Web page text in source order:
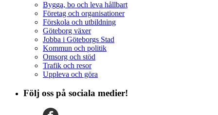
Bygga, bo och leva hållbart
Företag och organisationer
Förskola och utbildning
Göteborg växer
Jobba i Göteborgs Stad
Kommun och politik
Omsorg och stöd
Trafik och resor
Uppleva och göra
Följ oss på sociala medier!